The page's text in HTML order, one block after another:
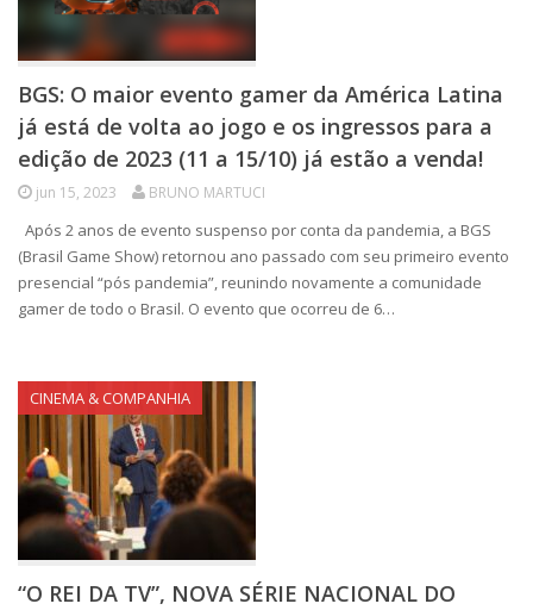
BGS: O maior evento gamer da América Latina
já está de volta ao jogo e os ingressos para a
edição de 2023 (11 a 15/10) já estão a venda!
jun 15, 2023 BRUNO MARTUCI
Após 2 anos de evento suspenso por conta da pandemia, a BGS
(Brasil Game Show) retornou ano passado com seu primeiro evento
presencial “pós pandemia”, reunindo novamente a comunidade
gamer de todo o Brasil. O evento que ocorreu de 6…
CINEMA & COMPANHIA
“O REI DA TV”, NOVA SÉRIE NACIONAL DO